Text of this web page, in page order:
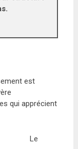
est
qui apprécient
Le